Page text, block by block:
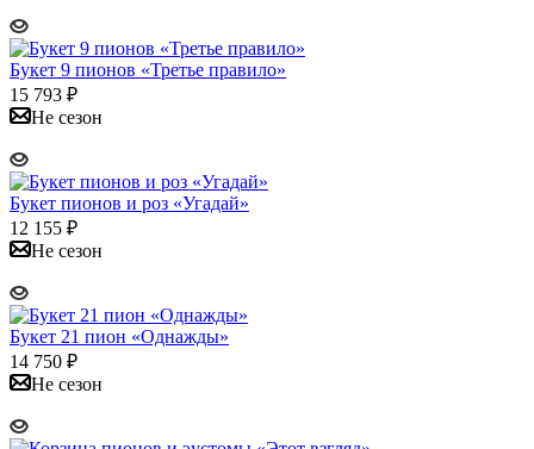
Букет 9 пионов «Третье правило»
15 793 ₽
Не сезон
Букет пионов и роз «Угадай»
12 155 ₽
Не сезон
Букет 21 пион «Однажды»
14 750 ₽
Не сезон